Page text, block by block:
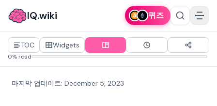
IQ.wiki 퀴즈
TOC Widgets
0% read
마지막 업데이트: December 5, 2023